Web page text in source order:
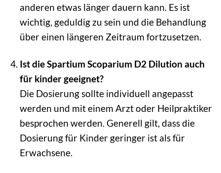
anderen etwas länger dauern kann. Es ist
wichtig, geduldig zu sein und die Behandlung
über einen längeren Zeitraum fortzusetzen.
Ist die Spartium Scoparium D2 Dilution auch
für kinder geeignet?
Die Dosierung sollte individuell angepasst
werden und mit einem Arzt oder Heilpraktiker
besprochen werden. Generell gilt, dass die
Dosierung für Kinder geringer ist als für
Erwachsene.